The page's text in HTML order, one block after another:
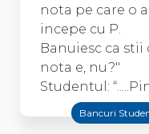
nota pe care o
incepe cu P.
Banuiesc ca stii
nota e, nu?"
Studentul:
Bancuri